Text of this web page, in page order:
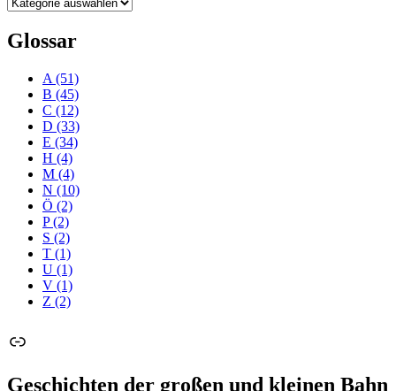
Glossar
A (51)
B (45)
C (12)
D (33)
E (34)
H (4)
M (4)
N (10)
Ö (2)
P(2)
S (2)
T (1)
U (1)
V (1)
Z (2)
Link
Geschichten der großen und kleinen Bahn